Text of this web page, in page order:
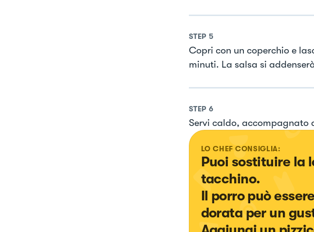
STEP 5
Copri con un coperchio e
minuti. La salsa si
STEP 6
Servi caldo, accompagnato
LO CHEF CONSIGLIA:
Puoi sostituire la
tacchino.
Il porro può
dorata per un